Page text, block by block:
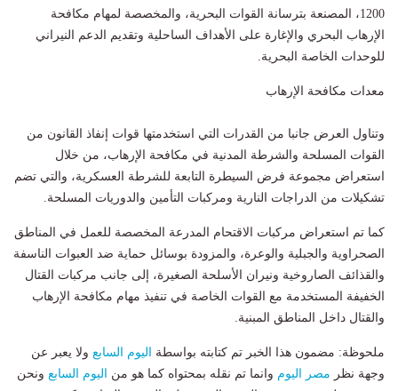
1200، المصنعة بترسانة القوات البحرية، والمخصصة لمهام مكافحة
الإرهاب البحري والإغارة على الأهداف الساحلية وتقديم الدعم النيراني
للوحدات الخاصة البحرية.
معدات مكافحة الإرهاب
وتناول العرض جانبا من القدرات التي استخدمتها قوات إنفاذ القانون من
القوات المسلحة والشرطة المدنية في مكافحة الإرهاب، من خلال
استعراض مجموعة فرض السيطرة التابعة للشرطة العسكرية، والتي تضم
تشكيلات من الدراجات النارية ومركبات التأمين والدوريات المسلحة.
كما تم استعراض مركبات الاقتحام المدرعة المخصصة للعمل في المناطق
الصحراوية والجبلية والوعرة، والمزودة بوسائل حماية ضد العبوات الناسفة
والقذائف الصاروخية ونيران الأسلحة الصغيرة، إلى جانب مركبات القتال
الخفيفة المستخدمة مع القوات الخاصة في تنفيذ مهام مكافحة الإرهاب
والقتال داخل المناطق المبنية.
ملحوظة: مضمون هذا الخبر تم كتابته بواسطة اليوم السابع ولا يعبر عن
وجهة نظر مصر اليوم وانما تم نقله بمحتواه كما هو من اليوم السابع ونحن